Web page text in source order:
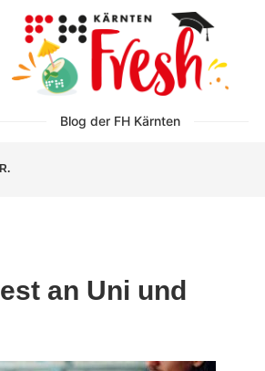
Blog der FH Kärnten
an Uni und